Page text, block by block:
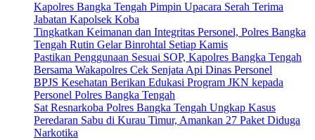
Kapolres Bangka Tengah Pimpin Upacara Serah Terima
Jabatan Kapolsek Koba
Tingkatkan Keimanan dan Integritas Personel, Polres Bangka
Tengah Rutin Gelar Binrohtal Setiap Kamis
Pastikan Penggunaan Sesuai SOP, Kapolres Bangka Tengah
Bersama Wakapolres Cek Senjata Api Dinas Personel
BPJS Kesehatan Berikan Edukasi Program JKN kepada
Personel Polres Bangka Tengah
Sat Resnarkoba Polres Bangka Tengah Ungkap Kasus
Peredaran Sabu di Kurau Timur, Amankan 27 Paket Diduga
Narkotika